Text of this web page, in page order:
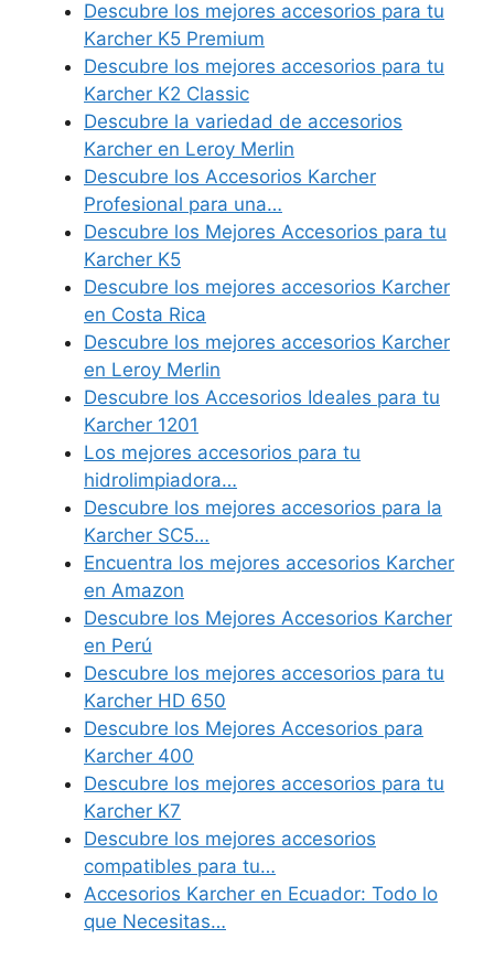
Descubre los mejores accesorios para tu
Karcher K5 Premium
Descubre los mejores accesorios para tu
Karcher K2 Classic
Descubre la variedad de accesorios
Karcher en Leroy Merlin
Descubre los Accesorios Karcher
Profesional para una…
Descubre los Mejores Accesorios para tu
Karcher K5
Descubre los mejores accesorios Karcher
en Costa Rica
Descubre los mejores accesorios Karcher
en Leroy Merlin
Descubre los Accesorios Ideales para tu
Karcher 1201
Los mejores accesorios para tu
hidrolimpiadora…
Descubre los mejores accesorios para la
Karcher SC5…
Encuentra los mejores accesorios Karcher
en Amazon
Descubre los Mejores Accesorios Karcher
en Perú
Descubre los mejores accesorios para tu
Karcher HD 650
Descubre los Mejores Accesorios para
Karcher 400
Descubre los mejores accesorios para tu
Karcher K7
Descubre los mejores accesorios
compatibles para tu…
Accesorios Karcher en Ecuador: Todo lo
que Necesitas…